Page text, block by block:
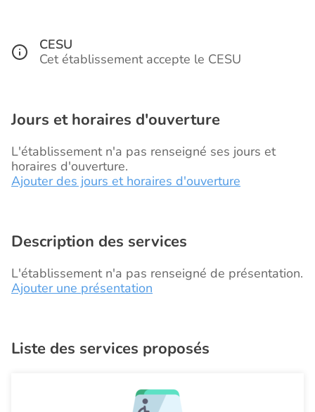
CESU
Cet établissement accepte le CESU
Jours et horaires d'ouverture
L'établissement n'a pas renseigné ses jours et
horaires d'ouverture.
Ajouter des jours et horaires d'ouverture
Description des services
L'établissement n'a pas renseigné de présentation.
Ajouter une présentation
Liste des services proposés